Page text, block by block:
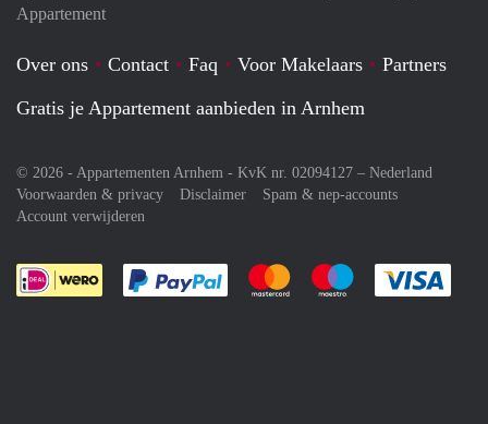
Appartement
Over ons Contact Faq Voor Makelaars
Partners
Gratis je Appartement aanbieden in Arnhem
© 2026 - Appartementen Arnhem - KvK nr. 02094127 – Nederland
Voorwaarden & privacy
Disclaimer
Spam & nep-accounts
Account verwijderen
Je rekent gemakkelijk af met Paypal
Je rekent gemakkelijk af met
Je rekent